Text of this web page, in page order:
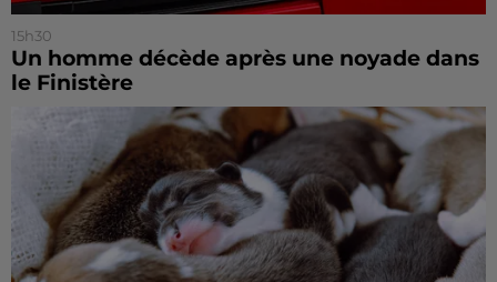
15h30
Un homme décède après une noyade dans
le Finistère